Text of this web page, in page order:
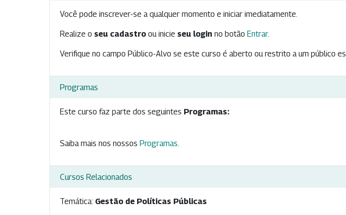
Você pode inscrever-se a qualquer momento e iniciar imediatamente.
Realize o seu cadastro ou inicie seu login no botão Entrar.
Verifique no campo Público-Alvo se este curso é aberto ou restrito a um público
Programas
Este curso faz parte dos seguintes Programas:
Saiba mais nos nossos Programas.
Cursos Relacionados
Temática: Gestão de Políticas Públicas